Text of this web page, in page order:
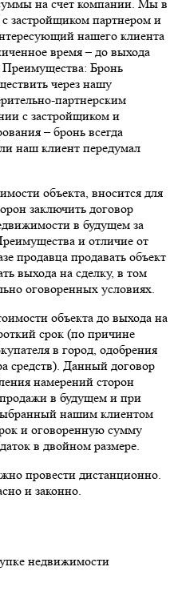
на счет компании. Мы в
застройщиком партнером и
нашего клиента
время – до выхода
Преимущества: Бронь
через нашу
партнерским
с застройщиком и
– бронь всегда
наш клиент передумал
объекта, вносится для
заключить договор
в будущем за
и отличие от
продавца продавать объект
выхода на сделку, в том
оговоренных условиях.
объекта до выхода на
срок (по причине
в город, одобрения
средств). Данный договор
намерений сторон
в будущем и при
нашим клиентом
и оговоренную сумму
в двойном размере.
провести дистанционно.
и законно.
недвижимости